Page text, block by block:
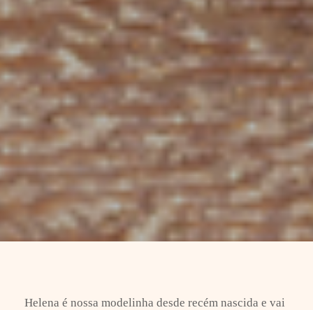
Helena é nossa modelinha desde recém nascida e vai